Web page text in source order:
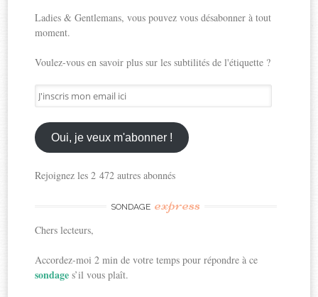
Ladies & Gentlemans, vous pouvez vous désabonner à tout
moment.
Voulez-vous en savoir plus sur les subtilités de l'étiquette ?
J'inscris
mon
email
ici
Oui, je veux m'abonner !
Rejoignez les 2 472 autres abonnés
SONDAGE express
Chers lecteurs,
Accordez-moi 2 min de votre temps pour répondre à ce
sondages’il vous plaît.